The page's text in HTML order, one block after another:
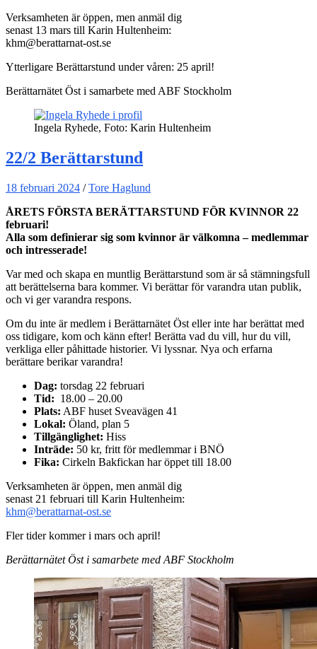
Verksamheten är öppen, men anmäl dig
senast 13 mars till Karin Hultenheim:
khm@berattarnat-ost.se
Ytterligare Berättarstund under våren: 25 april!
Berättarnätet Öst i samarbete med ABF Stockholm
Ingela Ryhede, Foto: Karin Hultenheim
22/2 Berättarstund
18 februari 2024 /Tore Haglund
ÅRETS FÖRSTA BERÄTTARSTUND FÖR KVINNOR 22
februari!
Alla som definierar sig som kvinnor är välkomna – medlemmar
och intresserade!
Var med och skapa en muntlig Berättarstund som är så stämningsfull
att berättelserna bara kommer. Vi berättar för varandra utan publik,
och vi ger varandra respons.
Om du inte är medlem i Berättarnätet Öst eller inte har berättat med
oss tidigare, kom och känn efter! Berätta vad du vill, hur du vill,
verkliga eller påhittade historier. Vi lyssnar. Nya och erfarna
berättare berikar varandra!
Dag: torsdag 22 februari
Tid: 18.00 – 20.00
Plats: ABF huset Sveavägen 41
Lokal: Öland, plan 5
Tillgänglighet: Hiss
Inträde: 50 kr, fritt för medlemmar i BNÖ
Fika: Cirkeln Bakfickan har öppet till 18.00
Verksamheten är öppen, men anmäl dig
senast 21 februari till Karin Hultenheim:
khm@berattarnat-ost.se
Fler tider kommer i mars och april!
Berättarnätet Öst i samarbete med ABF Stockholm